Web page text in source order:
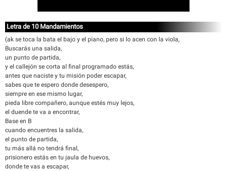
Letra de 10 Mandamientos
(ak se toca la bata el bajo y el piano, pero si lo acen con la viola,
Buscarás una salida,
un punto de partida,
y el callejón se corta al final programado estás,
antes que naciste y tu misión poder escapar,
sabes que te espero donde desespero,
siempre en ese mismo lugar,
pieda libre compañero, aunque estés muy lejos,
el duende te va a encontrar,
Base en B
cuando encuentres la salida,
el punto de partida,
tu más allá no tendrá final,
prisionero estás en tu jaula de huevos,
donde te vas a escapar,